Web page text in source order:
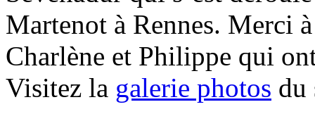
Martenot à Rennes. Merci
Charlène et Philippe qui
Visitez la galerie photos du